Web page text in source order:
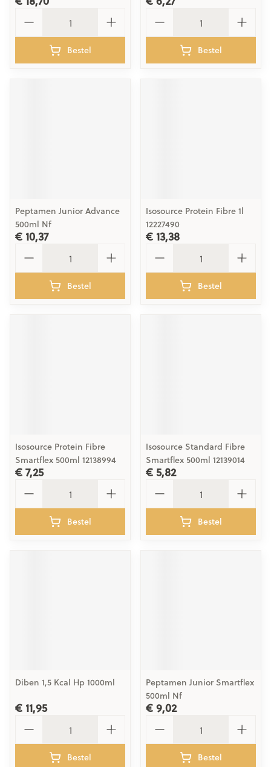
Bestel Bestel
Peptamen Junior Advance
500ml Nf
€ 10,37
Bestel
Isosource Protein Fibre 1l
12227490
€ 13,38
Bestel
Isosource Protein Fibre
Smartflex 500ml 12138994
€ 7,25
Bestel
Isosource Standard Fibre
Smartflex 500ml 12139014
€ 5,82
Bestel
Diben 1,5 Kcal Hp 1000ml
€ 11,95
Bestel
Peptamen Junior Smartflex
500ml Nf
€ 9,02
Bestel